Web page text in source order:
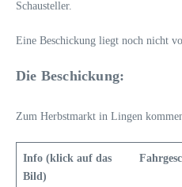
Schausteller.
Eine Beschickung liegt noch nicht
Die Beschickung:
Zum Herbstmarkt in Lingen
Info (klick auf das
Bild)